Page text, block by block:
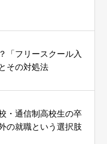
「フリースクール入
その対処法
・通信制高校生の卒
の就職という選択肢